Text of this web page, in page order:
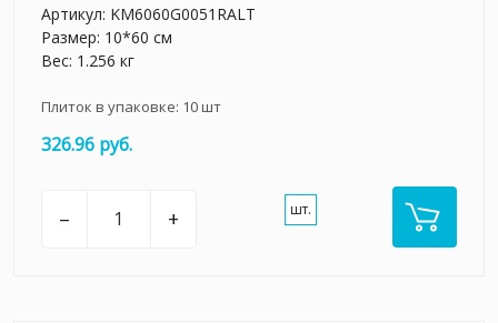
Артикул: KM6060G0051RALT
Размер: 10*60 см
Вес: 1.256 кг
Плиток в упаковке: 10шт
326.96 руб.
– + шт.